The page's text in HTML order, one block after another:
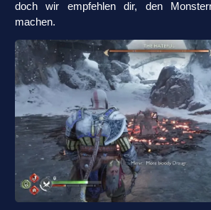
doch wir empfehlen dir, den
machen.